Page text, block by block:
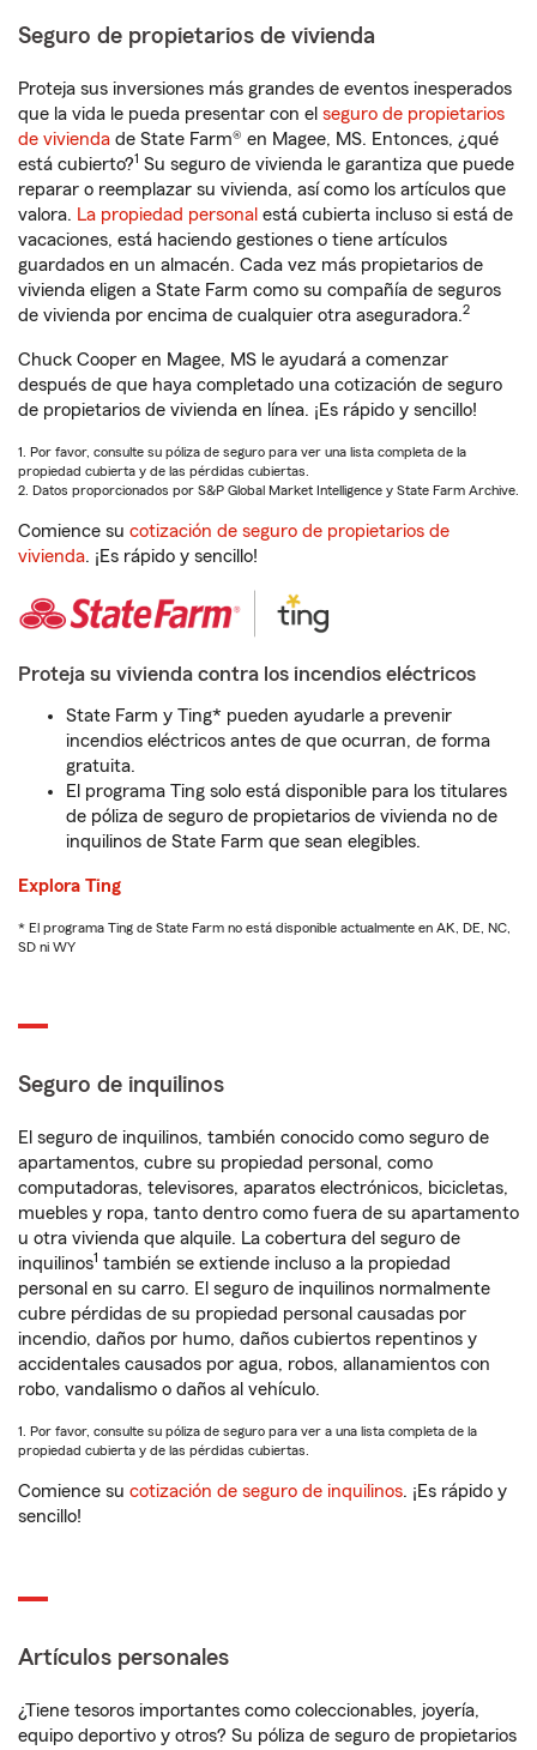
Seguro de propietarios de vivienda
Proteja sus inversiones más grandes de eventos inesperados
que la vida le pueda presentar con el seguro de propietarios
de vivienda de State Farm® en Magee, MS. Entonces, ¿qué
está cubierto?1 Su seguro de vivienda le garantiza que puede
reparar o reemplazar su vivienda, así como los artículos que
valora. La propiedad personal está cubierta incluso si está de
vacaciones, está haciendo gestiones o tiene artículos
guardados en un almacén. Cada vez más propietarios de
vivienda eligen a State Farm como su compañía de seguros
de vivienda por encima de cualquier otra aseguradora.2
Chuck Cooper en Magee, MS le ayudará a comenzar
después de que haya completado una cotización de seguro
de propietarios de vivienda en línea. ¡Es rápido y sencillo!
1. Por favor, consulte su póliza de seguro para ver una lista completa de la
propiedad cubierta y de las pérdidas cubiertas.
2. Datos proporcionados por S&P Global Market Intelligence y State Farm Archive.
Comience su cotización de seguro de propietarios de
vivienda. ¡Es rápido y sencillo!
Proteja su vivienda contra los incendios eléctricos
State Farm y Ting* pueden ayudarle a prevenir
incendios eléctricos antes de que ocurran, de forma
gratuita.
El programa Ting solo está disponible para los titulares
de póliza de seguro de propietarios de vivienda no de
inquilinos de State Farm que sean elegibles.
Explora Ting
* El programa Ting de State Farm no está disponible actualmente en AK, DE, NC,
SD ni WY
Seguro de inquilinos
El seguro de inquilinos, también conocido como seguro de
apartamentos, cubre su propiedad personal, como
computadoras, televisores, aparatos electrónicos, bicicletas,
muebles y ropa, tanto dentro como fuera de su apartamento
u otra vivienda que alquile. La cobertura del seguro de
inquilinos1 también se extiende incluso a la propiedad
personal en su carro. El seguro de inquilinos normalmente
cubre pérdidas de su propiedad personal causadas por
incendio, daños por humo, daños cubiertos repentinos y
accidentales causados por agua, robos, allanamientos con
robo, vandalismo o daños al vehículo.
1. Por favor, consulte su póliza de seguro para ver a una lista completa de la
propiedad cubierta y de las pérdidas cubiertas.
Comience su cotización de seguro de inquilinos. ¡Es rápido y
sencillo!
Artículos personales
¿Tiene tesoros importantes como coleccionables, joyería,
equipo deportivo y otros? Su póliza de seguro de propietarios